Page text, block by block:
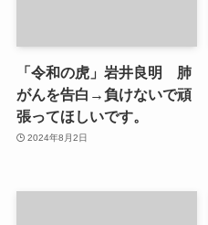
「令和の虎」岩井良明 肺
がんを告白→負けないで頑
張ってほしいです。
2024年8月2日